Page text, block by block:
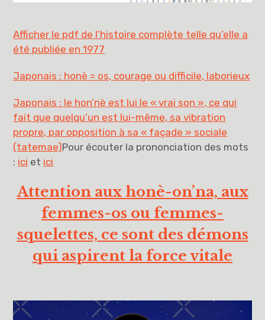
Afficher le pdf de l’histoire complète telle qu’elle a
été publiée en 1977
Japonais : honè = os, courage ou difficile, laborieux
Japonais : le hon’nè est lui le « vrai son », ce qui
fait que quelqu’un est lui-même, sa vibration
propre, par opposition à sa « façade » sociale
(tatemae)Pour écouter la prononciation des mots
: ici et ici
Attention aux honè-on’na, aux
femmes-os ou femmes-
squelettes, ce sont des démons
qui aspirent la force vitale